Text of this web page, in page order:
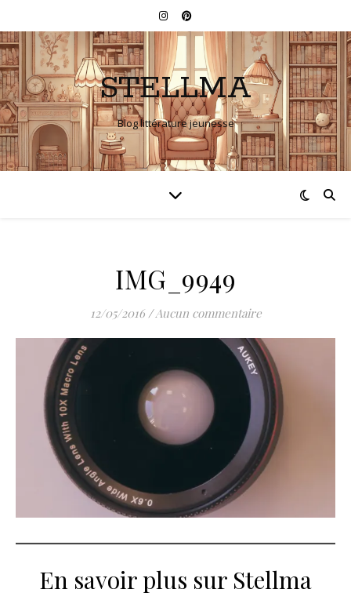
STELLMA
Blog littérature jeunesse
IMG_9949
12/05/2016 /Aucun commentaire
En savoir plus sur Stellma